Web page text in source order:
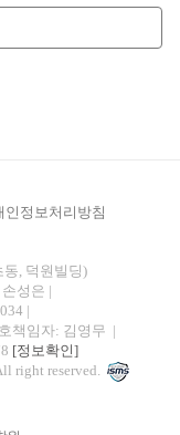
인정보처리방침
동, 덕원빌딩)
성은 |
|
책임자: 김영무 |
[정보확인]
right reserved.